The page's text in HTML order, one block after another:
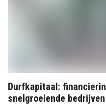
Durfkapitaal:
snelgroeiende bedrijven